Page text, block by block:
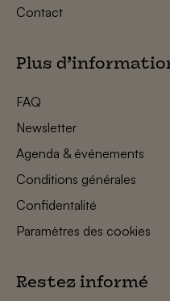
Contact
Plus
FAQ
Newsletter
Agenda & événements
Conditions générales
Confidentalité
Paramètres des cookies
Restez informé